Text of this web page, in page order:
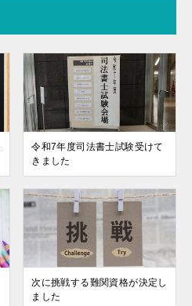
令和7年度司法書士試験受けて
きました
次に挑戦する難関資格が決定し
ました